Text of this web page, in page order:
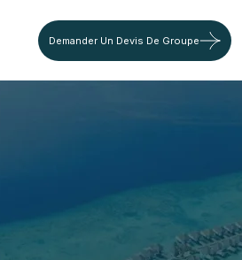
Demander Un Devis De Groupe